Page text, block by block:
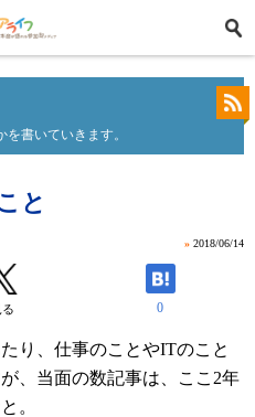
書いていきます。
と
» 2018/06/14
る 0
り、仕事のことやITのこと
、当面の数記事は、ここ2年
。